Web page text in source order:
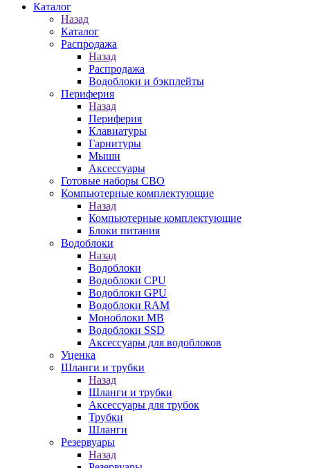
Каталог
Назад
Каталог
Распродажа
Назад
Распродажа
Водоблоки и бэкплейты
Периферия
Назад
Периферия
Клавиатуры
Гарнитуры
Мыши
Аксессуары
Готовые наборы СВО
Компьютерные комплектующие
Назад
Компьютерные комплектующие
Блоки питания
Водоблоки
Назад
Водоблоки
Водоблоки CPU
Водоблоки GPU
Водоблоки RAM
Моноблоки MB
Водоблоки SSD
Аксессуары для водоблоков
Уценка
Шланги и трубки
Назад
Шланги и трубки
Аксессуары для трубок
Трубки
Шланги
Резервуары
Назад